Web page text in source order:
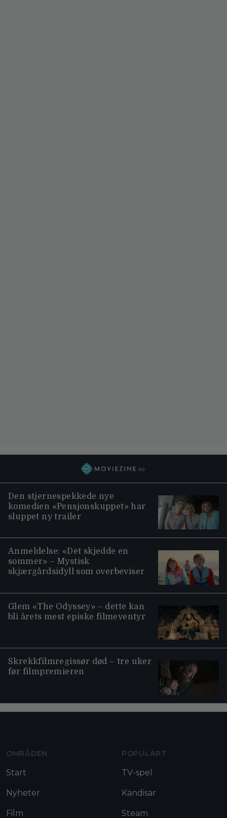
Den stjernespekkede nye
komedien «Pensjonskuppet» har
sluppet ny trailer
Anmeldelse: «Det skjedde en
sommer» – Mystisk
skjærgårdsidyll som overbeviser
Glem «The Odyssey» – dette kan
bli årets mest episke filmeventyr
Skrekkfilmregissør død – tre uker
før filmpremieren
OMRÅDEN
Start
Nyheter
Film
POPULÄRT
TV-spel
Kändisar
Steam